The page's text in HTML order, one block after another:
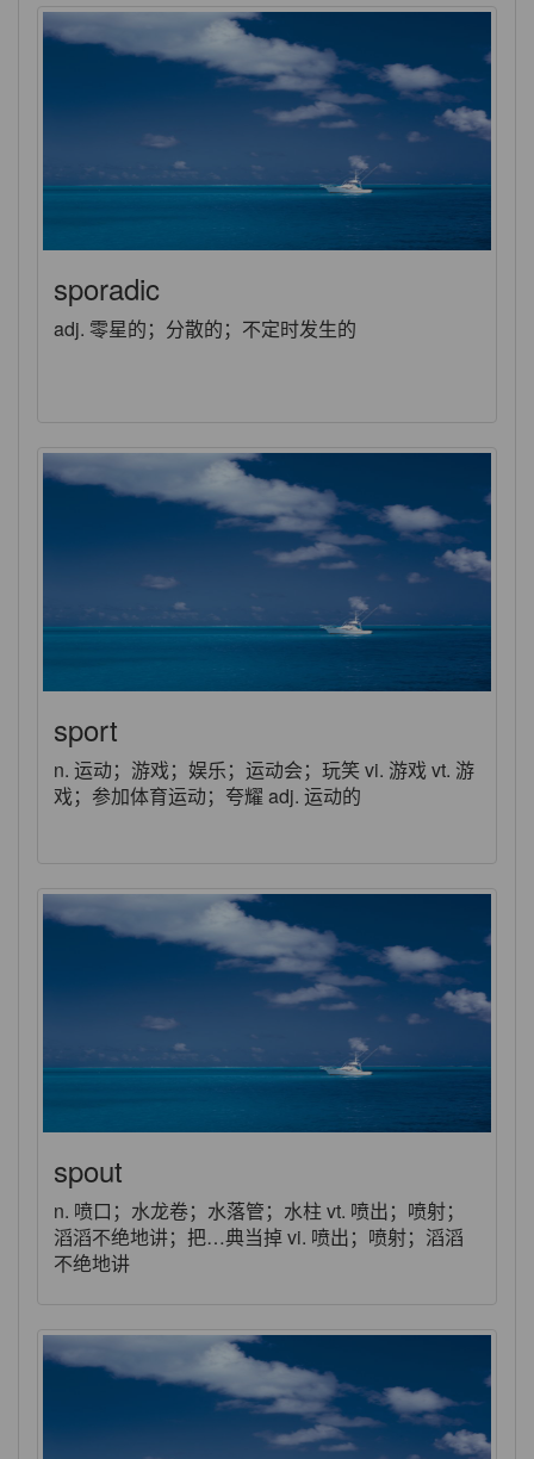
sporadic
adj. 零星的；分散的；不定时发生的
sport
n. 运动；游戏；娱乐；运动会；玩笑 vi. 游戏 vt. 游
戏；参加体育运动；夸耀 adj. 运动的
spout
n. 喷口；水龙卷；水落管；水柱 vt. 喷出；喷射；
滔滔不绝地讲；把…典当掉 vi. 喷出；喷射；滔滔
不绝地讲